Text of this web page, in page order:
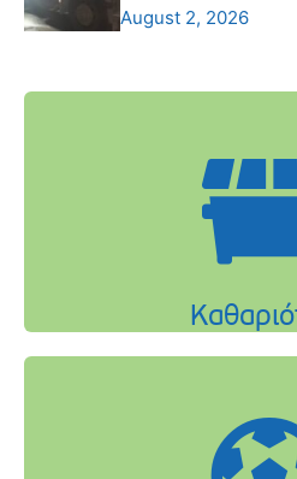
August 2, 2026